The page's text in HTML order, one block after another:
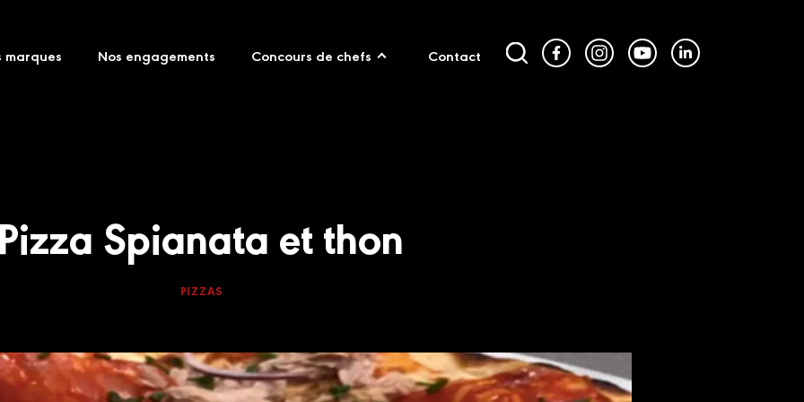
marques Nos engagements Concours de chefs Contact
Pizza Spianata et thon
PIZZAS